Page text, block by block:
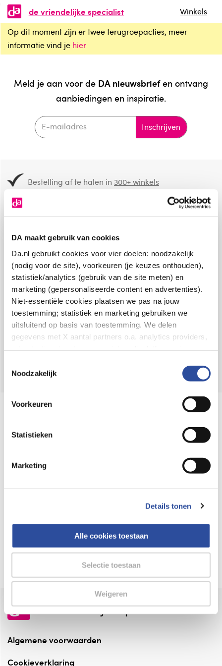
DA maakt gebruik van cookies
Da.nl gebruikt cookies voor vier doelen: noodzakelijk
(nodig voor de site), voorkeuren (je keuzes onthouden),
statistiek/analytics (gebruik van de site meten) en
marketing (gepersonaliseerde content en advertenties).
Niet-essentiële cookies plaatsen we pas na jouw
toestemming; statistiek en marketing gebruiken we
uitsluitend op basis van toestemming. We delen
gegevens met X aantal partners o.a. analytics providers,
en de bewaartermijnen per categorie. Je kunt je keuze op
gegevensverwerking staat in de
Privacyverklaring
Noodzakelijk
Voorkeuren
Statistieken
Marketing
Details tonen
Alle cookies toestaan
Selectie toestaan
Weigeren
de vriendelijke specialist
Winkels
Op dit moment zijn er twee terugroepacties, meer
informatie vind je hier
Meld je aan voor de DA nieuwsbriefen ontvang
aanbiedingen en inspiratie.
Inschrijven
Bestelling af te halen in300+ winkels
8.6 uit4.106 reviews
Over DA
Klantenservice
Assortiment
VolgDAop:
Online aanbieder medicijnen
webshop mag verkopen.
⁠Verantwoorde zorg, ⁠ook online.
Altijd onze folder bij de hand
Check onze folders ⁠bij AlleFolders.
de vriendelijke specialist
Algemene voorwaarden
Cookieverklaring